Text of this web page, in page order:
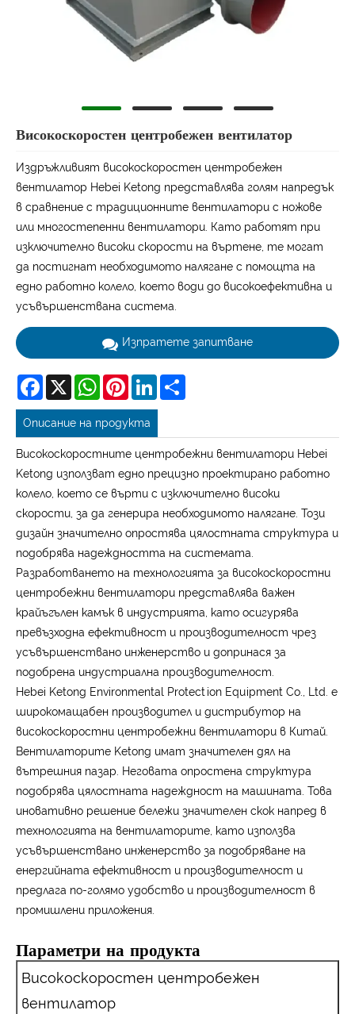
Високоскоростен центробежен вентилатор
Издръжливият високоскоростен центробежен
вентилатор Hebei Ketong представлява голям напредък
в сравнение с традиционните вентилатори с ножове
или многостепенни вентилатори. Като работят при
изключително високи скорости на въртене, те могат
да постигнат необходимото налягане с помощта на
едно работно колело, което води до високоефективна и
усъвършенствана система.
Изпратете запитване
Facebook
X WhatsAppPinterestLinkedIn
Описание на продукта
Високоскоростните центробежни вентилатори Hebei
Ketong използват едно прецизно проектирано работно
колело, което се върти с изключително високи
скорости, за да генерира необходимото налягане. Този
дизайн значително опростява цялостната структура и
подобрява надеждността на системата.
Разработването на технологията за високоскоростни
центробежни вентилатори представлява важен
крайъгълен камък в индустрията, като осигурява
превъзходна ефективност и производителност чрез
усъвършенствано инженерство и допринася за
подобрена индустриална производителност.
Hebei Ketong Environmental Protection Equipment Co., Ltd. е
широкомащабен производител и дистрибутор на
високоскоростни центробежни вентилатори в Китай.
Вентилаторите Ketong имат значителен дял на
вътрешния пазар. Неговата опростена структура
подобрява цялостната надеждност на машината. Това
иновативно решение бележи значителен скок напред в
технологията на вентилаторите, като използва
усъвършенствано инженерство за подобряване на
енергийната ефективност и производителност и
предлага по-голямо удобство и производителност в
промишлени приложения.
Параметри на продукта
Високоскоростен центробежен
вентилатор